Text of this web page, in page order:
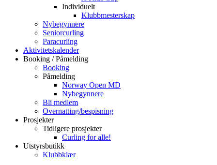
Individuelt
Klubbmesterskap
Nybegynnere
Seniorcurling
Paracurling
Aktivitetskalender
Booking / Påmelding
Booking
Påmelding
Norway Open MD
Nybegynnere
Bli medlem
Overnatting/bespisning
Prosjekter
Tidligere prosjekter
Curling for alle!
Utstyrsbutikk
Klubbklær